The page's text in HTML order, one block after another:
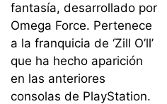
fantasía, desarrollado por
Omega Force. Pertenece
a la franquicia de ‘Zill O’ll’
que ha hecho aparición
en las anteriores
consolas de PlayStation.